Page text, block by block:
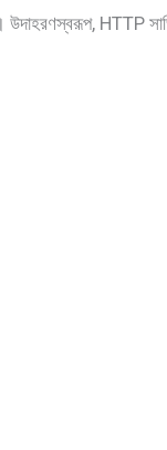
উদাহরণস্বরূপ, HTTP